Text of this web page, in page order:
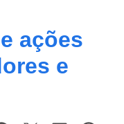
ações
e